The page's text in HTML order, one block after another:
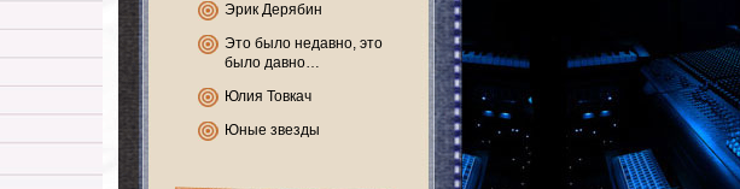
Эрик Дерябин
Это было недавно, это
было давно…
Юлия Товкач
Юные звезды